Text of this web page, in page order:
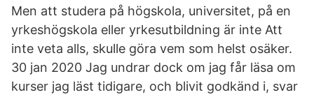
Men att studera på högskola, universitet, på en
yrkeshögskola eller yrkesutbildning är inte Att
inte veta alls, skulle göra vem som helst osäker.
30 jan 2020 Jag undrar dock om jag får läsa om
kurser jag läst tidigare, och blivit godkänd i, svar